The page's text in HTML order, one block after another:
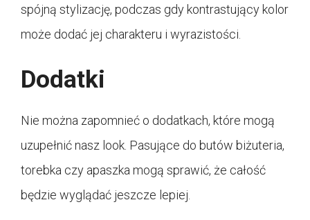
spójną stylizację, podczas gdy kontrastujący kolor
może dodać jej charakteru i wyrazistości.
Dodatki
Nie można zapomnieć o dodatkach, które mogą
uzupełnić nasz look. Pasujące do butów biżuteria,
torebka czy apaszka mogą sprawić, że całość
będzie wyglądać jeszcze lepiej.